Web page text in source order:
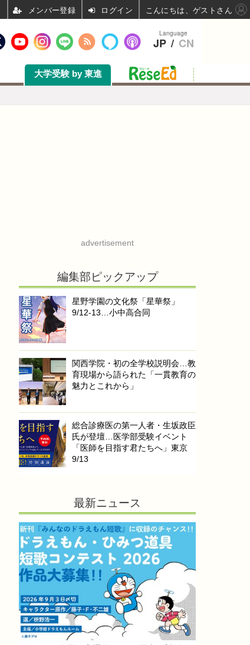
大学受験 by 東進
advertisement
編集部ピックアップ
星野学園の文化祭「星華祭」
9/12-13…小中高合同
関西学院・初の全学校説明会…教
育現場から語られた「一貫教育の
魅力とこれから」
総合診療医の第一人者・生坂政臣
氏が登壇…医学部受験イベント
「医師を目指す君たちへ」東京
9/13
最新ニュース
Language
JP / CN
ログイン こんにちは、ゲストさん